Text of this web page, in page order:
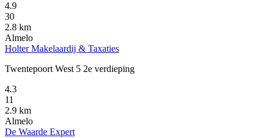
4.9
30
2.8 km
Almelo
Holter Makelaardij & Taxaties
Twentepoort West 5 2e verdieping
4.3
11
2.9 km
Almelo
De Waarde Expert